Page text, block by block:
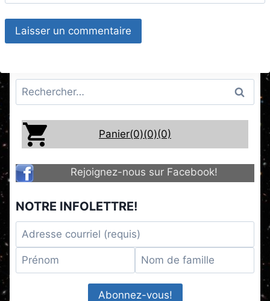
Rechercher :
Panier(0)(0)(0)
Rejoignez-nous sur Facebook!
NOTRE INFOLETTRE!